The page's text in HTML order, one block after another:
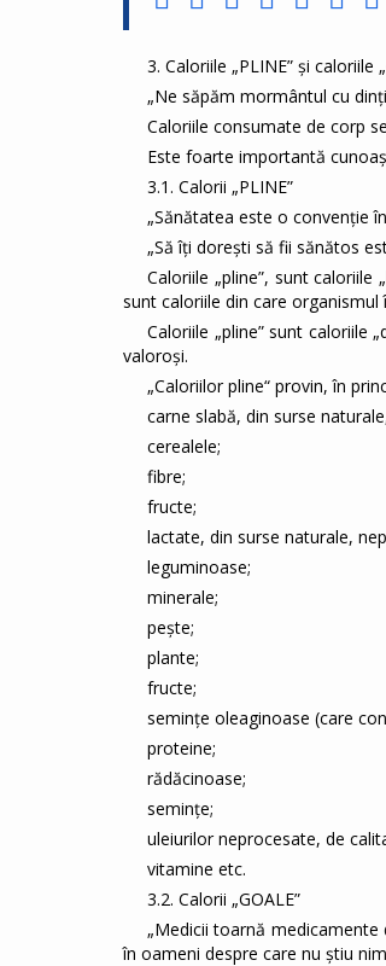
3. Caloriile „PLINE” și caloriile
„Ne săpăm mormântul cu
Caloriile consumate de corp
Este foarte importantă
3.1. Calorii „PLINE”
„Sănătatea este o convenţie
„Să îți dorești să fii sănătos
Caloriile „pline”, sunt
sunt caloriile din care
Caloriile „pline” sunt caloriile
valoroși.
„Caloriilor pline“ provin, în
carne slabă, din surse
cerealele;
fibre;
fructe;
lactate, din surse naturale,
leguminoase;
minerale;
pește;
plante;
fructe;
semințe oleaginoase (care
proteine;
rădăcinoase;
semințe;
uleiurilor neprocesate, de
vitamine etc.
3.2. Calorii „GOALE”
„Medicii toarnă
în oameni despre care nu ştiu